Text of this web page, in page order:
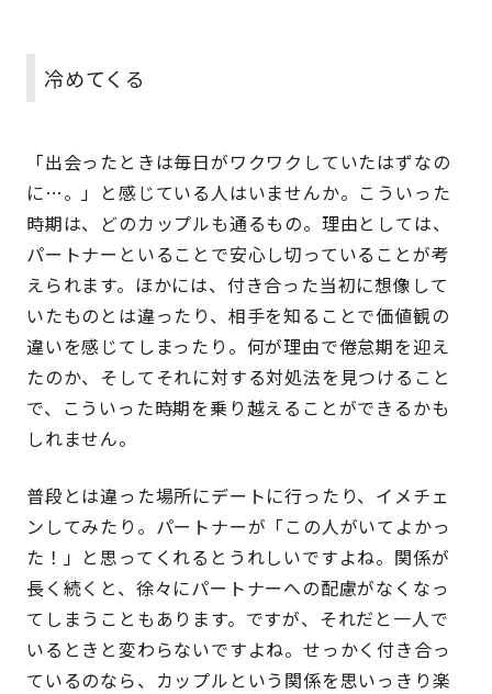
冷めてくる
「出会ったときは毎日がワクワクしていたはずなの
に…。」と感じている人はいませんか。こういった
時期は、どのカップルも通るもの。理由としては、
パートナーといることで安心し切っていることが考
えられます。ほかには、付き合った当初に想像して
いたものとは違ったり、相手を知ることで価値観の
違いを感じてしまったり。何が理由で倦怠期を迎え
たのか、そしてそれに対する対処法を見つけること
で、こういった時期を乗り越えることができるかも
しれません。
普段とは違った場所にデートに行ったり、イメチェ
ンしてみたり。パートナーが「この人がいてよかっ
た！」と思ってくれるとうれしいですよね。関係が
長く続くと、徐々にパートナーへの配慮がなくなっ
てしまうこともあります。ですが、それだと一人で
いるときと変わらないですよね。せっかく付き合っ
ているのなら、カップルという関係を思いっきり楽